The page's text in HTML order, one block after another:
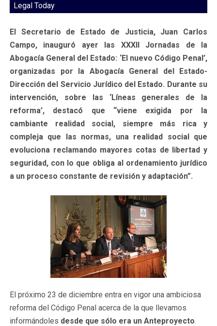
Legal Today
El Secretario de Estado de Justicia, Juan Carlos
Campo, inauguró ayer las XXXII Jornadas de la
Abogacía General del Estado: ‘El nuevo Código Penal’,
organizadas por la Abogacía General del Estado-
Dirección del Servicio Jurídico del Estado. Durante su
intervención, sobre las ‘Líneas generales de la
reforma’, destacó que “viene exigida por la
cambiante realidad social, siempre más rica y
compleja que las normas, una realidad social que
evoluciona reclamando mayores cotas de libertad y
seguridad, con lo que obliga al ordenamiento jurídico
a un proceso constante de revisión y adaptación”.
El próximo 23 de diciembre entra en vigor una ambiciosa
reforma del Código Penal acerca de la que llevamos
informándoles desde que sólo era un Anteproyecto.